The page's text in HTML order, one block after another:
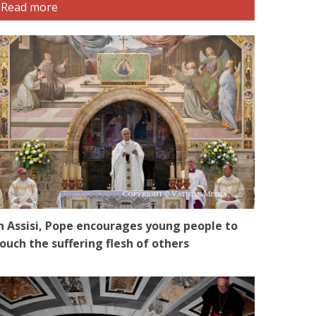
Read more
Assisi, Pope encourages young people to
the suffering flesh of others